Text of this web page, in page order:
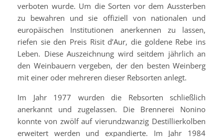
verboten wurde. Um die Sorten vor dem Aussterben
zu bewahren und sie offiziell von nationalen und
europäischen Institutionen anerkennen zu lassen,
riefen sie den Preis Risit d’Aur, die goldene Rebe ins
Leben. Diese Auszeichnung wird seitdem jährlich an
den Weinbauern vergeben, der den besten Weinberg
mit einer oder mehreren dieser Rebsorten anlegt.
Im Jahr 1977 wurden die Rebsorten schließlich
anerkannt und zugelassen. Die Brennerei Nonino
konnte von zwölf auf vierundzwanzig Destillierkolben
erweitert werden und expandierte. Im Jahr 1984